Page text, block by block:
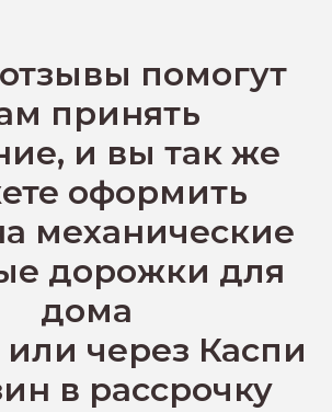
помогут
принять
и вы так же
оформить
механические
дорожки для
дома
через Каспи
в рассрочку